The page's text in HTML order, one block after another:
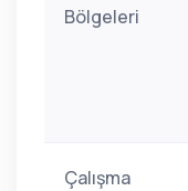
Bölgeleri
Çalışma